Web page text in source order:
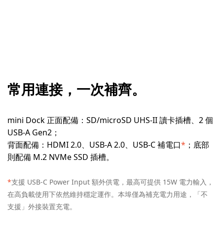
常用連接，一次補齊。
mini Dock 正面配備：SD/microSD UHS-II 讀卡插槽、2 個
USB-A Gen2；
背面配備：HDMI 2.0、USB-A 2.0、USB-C 補電口* ；底部
則配備 M.2 NVMe SSD 插槽。
*支援 USB-C Power Input 額外供電，最高可提供 15W 電力輸入，
在高負載使用下依然維持穩定運作。本埠僅為補充電力用途，「不
支援」外接裝置充電。